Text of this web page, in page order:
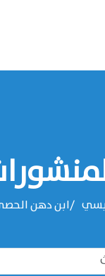
‌‌ابن دهن